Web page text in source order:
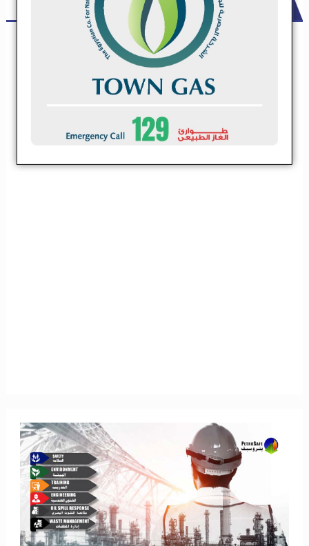
شركة مقاولات كبري تعلن عن حاجتها لعدد من مقاولي الباطن .. تعرف
شركة مقاولات كبري تعلن عن حاجتها لعدد من مقاولي
تعلن شركة مقاولات كبيرة عن فتح باب التسجيل لمقاولين الباطن فى
لمقاولين الباطن فى التخصصات الاتية